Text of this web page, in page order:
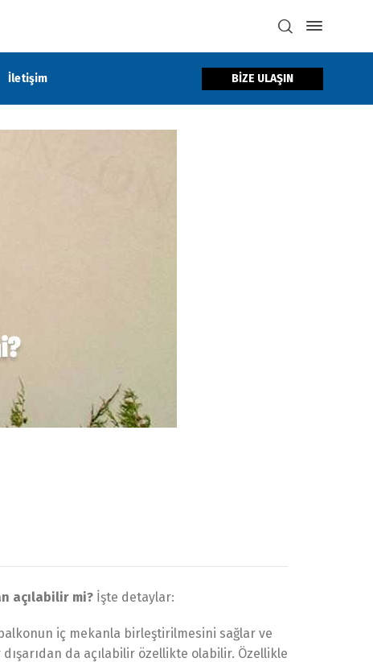
İletişim BİZE ULAŞIN
açılabilir mi? İşte detaylar:
iç mekanla birleştirilmesini sağlar ve
da açılabilir özellikte olabilir. Özellikle